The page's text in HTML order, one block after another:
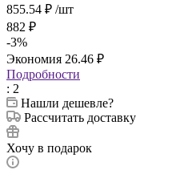
855.54 ₽ /шт
882 ₽
-3%
Экономия 26.46 ₽
Подробности
: 2
Нашли дешевле?
Рассчитать доставку
Хочу в подарок